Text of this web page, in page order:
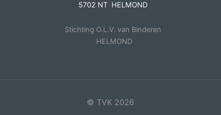
5702 NT HELMOND
Stichting O.L.V. van Binderen
HELMOND
© TVK 2026